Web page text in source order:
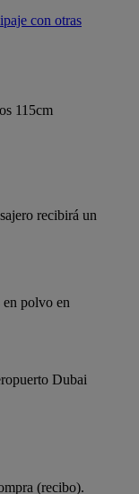
con otras
115cm
recibirá un
en polvo en
Dubai
(recibo).